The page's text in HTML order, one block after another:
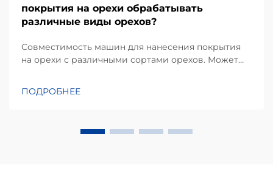
покрытия на орехи обрабатывать
различные виды орехов?
Совместимость машин для нанесения покрытия
на орехи с различными сортами орехов. Может
задаваемых вопросов производителей пищевой
ПОДРОБНЕЕ